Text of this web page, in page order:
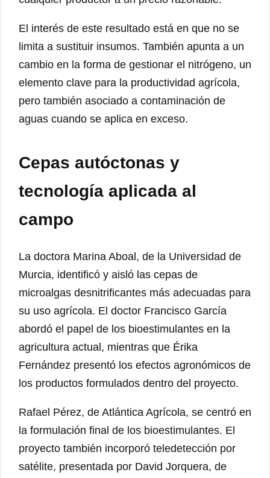
El interés de este resultado está en que no se
limita a sustituir insumos. También apunta a un
cambio en la forma de gestionar el nitrógeno, un
elemento clave para la productividad agrícola,
pero también asociado a contaminación de
aguas cuando se aplica en exceso.
Cepas autóctonas y
tecnología aplicada al
campo
La doctora Marina Aboal, de la Universidad de
Murcia, identificó y aisló las cepas de
microalgas desnitrificantes más adecuadas para
su uso agrícola. El doctor Francisco García
abordó el papel de los bioestimulantes en la
agricultura actual, mientras que Érika
Fernández presentó los efectos agronómicos de
los productos formulados dentro del proyecto.
Rafael Pérez, de Atlántica Agrícola, se centró en
la formulación final de los bioestimulantes. El
proyecto también incorporó teledetección por
satélite, presentada por David Jorquera, de